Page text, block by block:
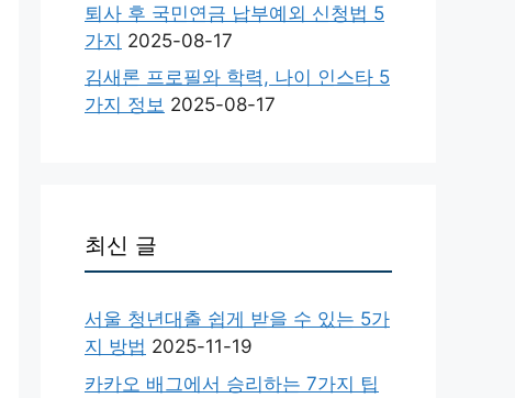
퇴사 후 국민연금 납부예외 신청법 5
가지 2025-08-17
김새론 프로필와 학력, 나이 인스타 5
가지 정보 2025-08-17
최신 글
서울 청년대출 쉽게 받을 수 있는 5가
지 방법 2025-11-19
카카오 배그에서 승리하는 7가지 팁